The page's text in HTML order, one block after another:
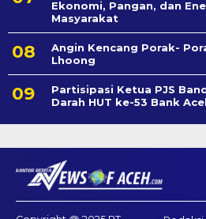
Ekonomi, Pangan, dan
Masyarakat
Angin Kencang Porak-
Lhoong
Partisipasi Ketua PJS
Darah HUT ke-53 Bank